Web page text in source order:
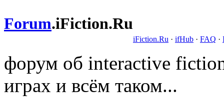
Forum.iFiction.Ru
iFiction.Ru · ifHub · FAQ ·
форум об interactive
играх и всём таком...